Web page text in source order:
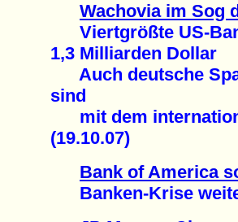
Wachovia im Sog
Viertgrößte US-
1,3 Milliarden Dollar
Auch deutsche
sind
mit dem
(19.10.07)
Bank of America
Banken-Krise